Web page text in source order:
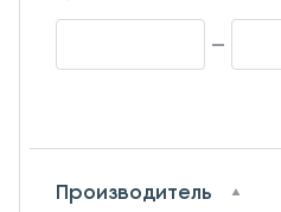
Производитель